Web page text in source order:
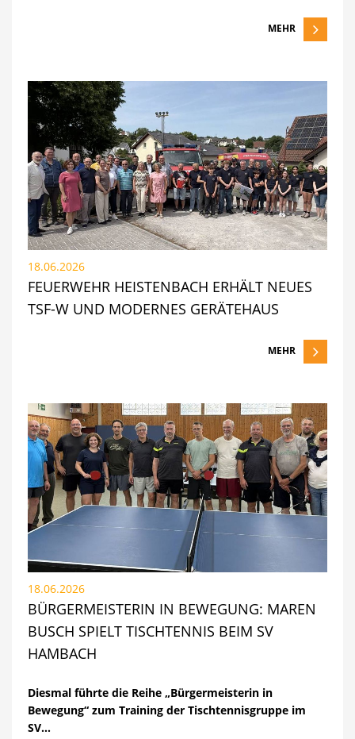
MEHR
18.06.2026
FEUERWEHR HEISTENBACH ERHÄLT NEUES
TSF-W UND MODERNES GERÄTEHAUS
MEHR
18.06.2026
BÜRGERMEISTERIN IN BEWEGUNG: MAREN
BUSCH SPIELT TISCHTENNIS BEIM SV
HAMBACH
Diesmal führte die Reihe „Bürgermeisterin in
Bewegung“ zum Training der Tischtennisgruppe im
SV…